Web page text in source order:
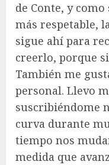
de Conte, y
más respetable,
sigue ahí para
creerlo, porque
También me
personal. Llevo
suscribiéndome
curva durante
tiempo nos
medida que